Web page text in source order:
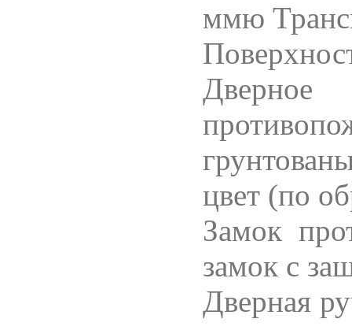
ммю
цвет (по
Замок
замок с
Дверная